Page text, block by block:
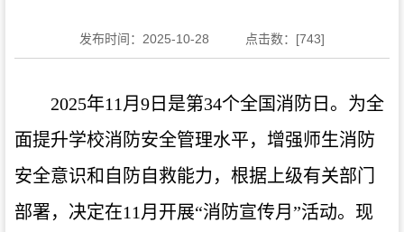
发布时间：2025-10-28 点击数：[743]
2025年11 月 9 日是第34个全国消防日。为全
面提升学校消防安全管理水平，增强师生消防
安全意识和自防自救能力，根据上级有关部门
部署，决定在11 月开展“消防宣传月”活动。现